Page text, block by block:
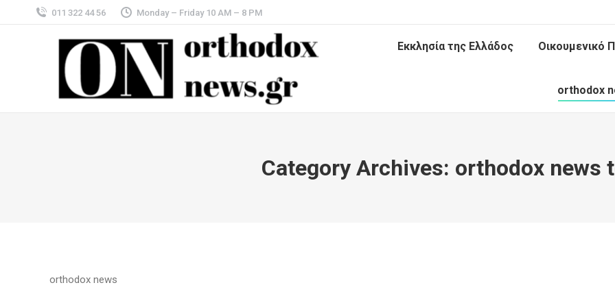
011 322 44 56 Monday – Friday 10 AM – 8 PM
Εκκλησία της Ελλάδος Οικουμενικό
orthodox
Category Archives: orthodox news
orthodox news